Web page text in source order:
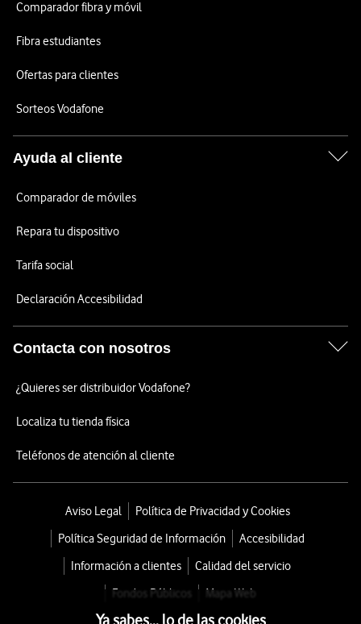
Comparador fibra y móvil
Fibra estudiantes
Ofertas para clientes
Sorteos Vodafone
Ayuda al cliente
Comparador de móviles
Repara tu dispositivo
Tarifa social
Declaración Accesibilidad
Contacta con nosotros
¿Quieres ser distribuidor Vodafone?
Localiza tu tienda física
Teléfonos de atención al cliente
Aviso Legal
Política de Privacidad y Cookies
Política Seguridad de Información
Accesibilidad
Información a clientes
Calidad del servicio
Fondos Públicos
Mapa Web